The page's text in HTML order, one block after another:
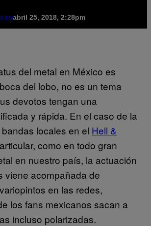
abril 25, 2018, 2:28pm
del metal en México es
del lobo, no es un tema
devotos tengan una
y rápida. En el caso de la
locales en el Hell &
como en todo gran
en nuestro país, la actuación
viene acompañada de
en las redes,
los fans mexicanos sacan a
incluso polarizadas.